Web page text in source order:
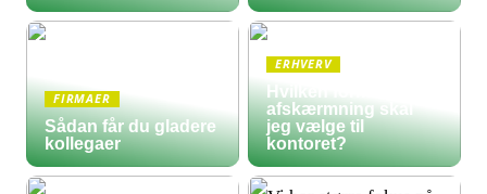
FIRMAER
Sådan får du gladere
kollegaer
ERHVERV
Hvilken form for
afskærmning skal
jeg vælge til
kontoret?